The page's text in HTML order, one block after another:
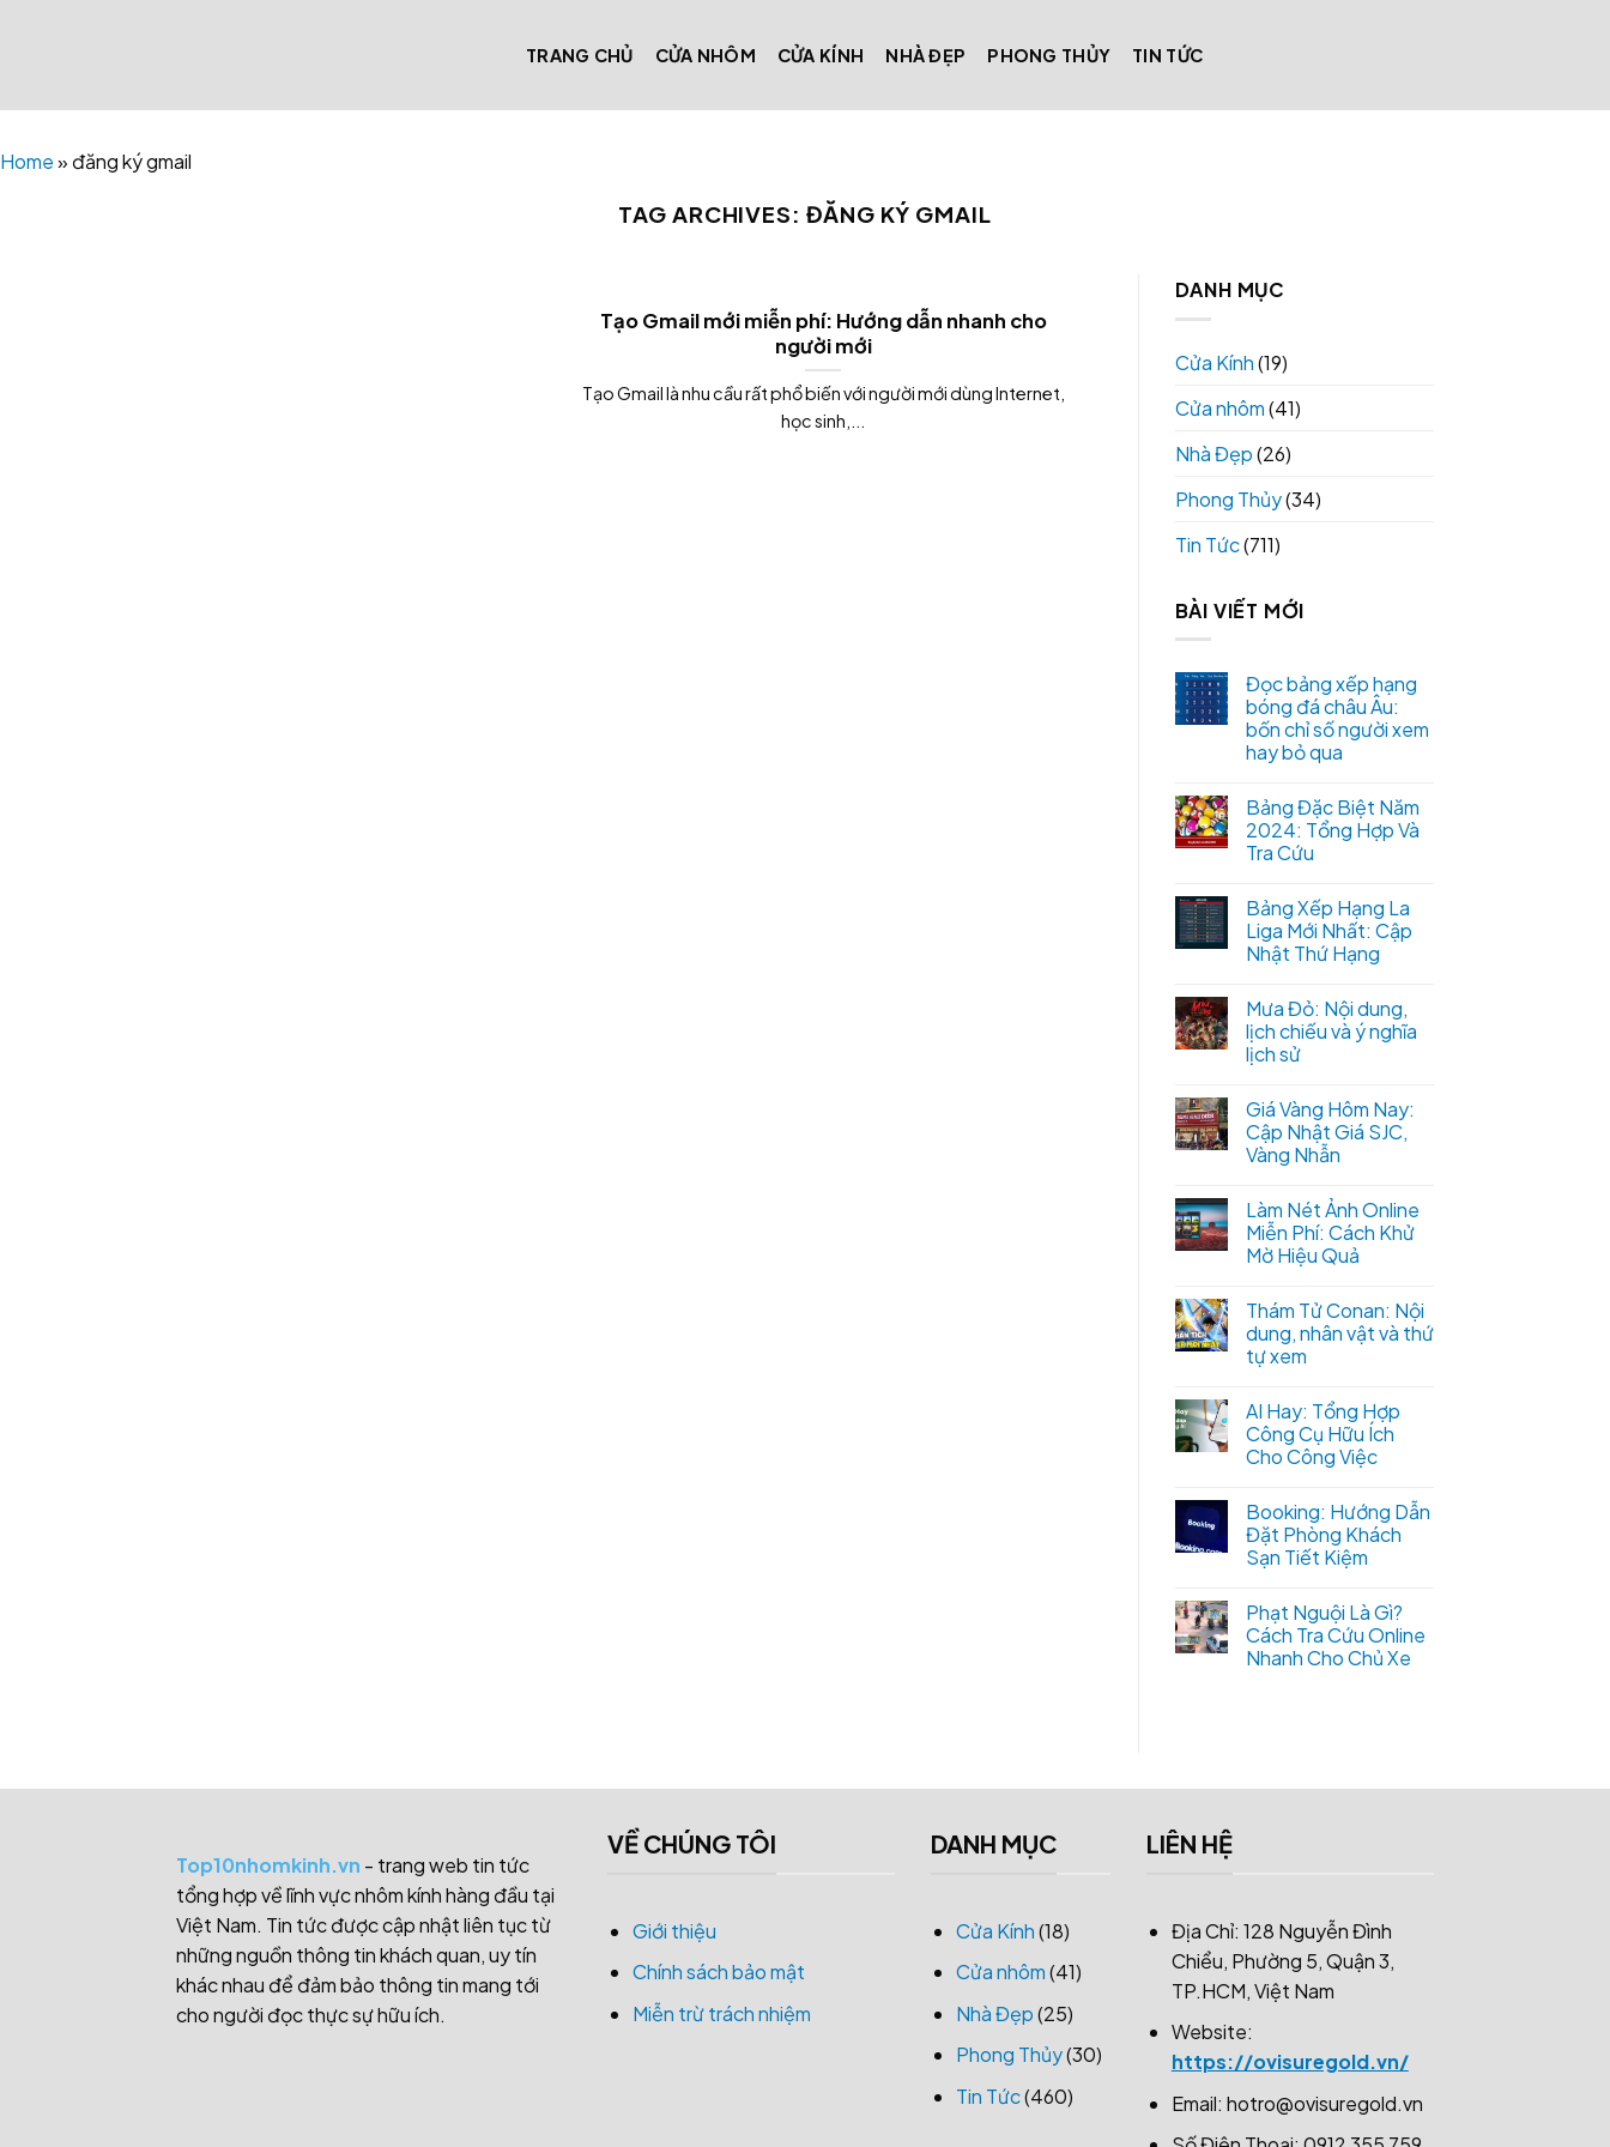
TRANG CHỦ CỬA NHÔM CỬA KÍNH NHÀ ĐẸP PHONG THỦY TIN TỨC
Home» đăng ký gmail
TAG ARCHIVES: ĐĂNG KÝ GMAIL
Tạo Gmail mới miễn phí: Hướng dẫn nhanh cho
người mới
Tạo Gmail là nhu cầu rất phổ biến với người mới dùng Internet,
học sinh,...
DANH MỤC
Cửa Kính(19)
Cửa nhôm(41)
Nhà Đẹp(26)
Phong Thủy(34)
Tin Tức(711)
BÀI VIẾT MỚI
Đọc bảng xếp hạng
bóng đá châu Âu:
bốn chỉ số người xem
hay bỏ qua
Bảng Đặc Biệt Năm
2024: Tổng Hợp Và
Tra Cứu
Bảng Xếp Hạng La
Liga Mới Nhất: Cập
Nhật Thứ Hạng
Mưa Đỏ: Nội dung,
lịch chiếu và ý nghĩa
lịch sử
Giá Vàng Hôm Nay:
Cập Nhật Giá SJC,
Vàng Nhẫn
Làm Nét Ảnh Online
Miễn Phí: Cách Khử
Mờ Hiệu Quả
Thám Tử Conan: Nội
dung, nhân vật và thứ
tự xem
AI Hay: Tổng Hợp
Công Cụ Hữu Ích
Cho Công Việc
Booking: Hướng Dẫn
Đặt Phòng Khách
Sạn Tiết Kiệm
Phạt Nguội Là Gì?
Cách Tra Cứu Online
Nhanh Cho Chủ Xe
Top10nhomkinh.vn - trang web tin tức
tổng hợp về lĩnh vực nhôm kính hàng đầu tại
Việt Nam. Tin tức được cập nhật liên tục từ
những nguồn thông tin khách quan, uy tín
khác nhau để đảm bảo thông tin mang tới
cho người đọc thực sự hữu ích.
VỀ CHÚNG TÔI
Giới thiệu
Chính sách bảo mật
Miễn trừ trách nhiệm
DANH MỤC
Cửa Kính(18)
Cửa nhôm(41)
Nhà Đẹp(25)
Phong Thủy(30)
Tin Tức(460)
LIÊN HỆ
Địa Chỉ: 128 Nguyễn Đình
Chiểu, Phường 5, Quận 3,
TP.HCM, Việt Nam
Website:
https://ovisuregold.vn/
Email: hotro@ovisuregold.vn